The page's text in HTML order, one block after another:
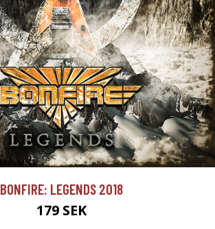
BONFIRE: LEGENDS 2018
179 SEK